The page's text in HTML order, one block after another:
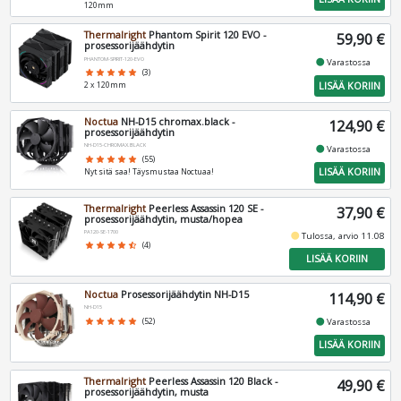
120mm
Thermalright Phantom Spirit 120 EVO -
prosessorijäähdytin
PHANTOM-SPIRIT-120-EVO
star star star star star (3)
2 x 120mm
59,90 €
fiber_manual_recordVarastossa
LISÄÄ KORIIN
Noctua NH-D15 chromax.black -
prosessorijäähdytin
NH-D15-CHROMAX.BLACK
star star star star star (55)
Nyt sitä saa! Täysmustaa Noctuaa!
124,90 €
fiber_manual_recordVarastossa
LISÄÄ KORIIN
Thermalright Peerless Assassin 120 SE -
prosessorijäähdytin, musta/hopea
PA120-SE-1700
star star star star star_half (4)
37,90 €
fiber_manual_recordTulossa, arvio 11.08
LISÄÄ KORIIN
Noctua Prosessorijäähdytin NH-D15
NH-D15
star star star star star (52)
114,90 €
fiber_manual_recordVarastossa
LISÄÄ KORIIN
Thermalright Peerless Assassin 120 Black -
prosessorijäähdytin, musta
49,90 €